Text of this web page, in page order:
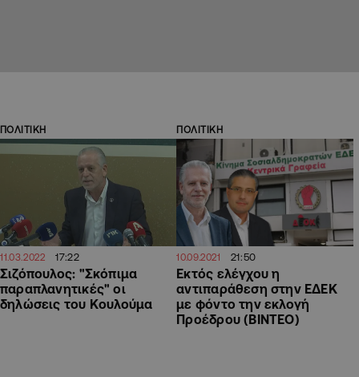
ΠΟΛΙΤΙΚΗ
11.03.2022 17:22
Σιζόπουλος: "Σκόπιμα
παραπλανητικές" οι
δηλώσεις του Κουλούμα
ΠΟΛΙΤΙΚΗ
10.09.2021 21:50
Εκτός ελέγχου η
αντιπαράθεση στην ΕΔΕΚ
με φόντο την εκλογή
Προέδρου (ΒΙΝΤΕΟ)